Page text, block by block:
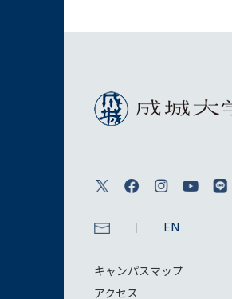
EN
キャンパスマップ
アクセス